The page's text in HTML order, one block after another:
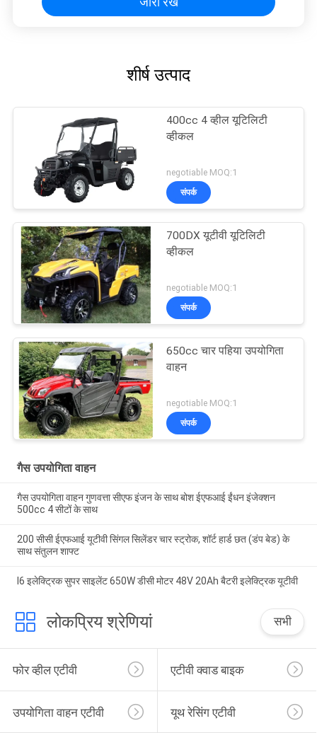
शीर्ष उत्पाद
400cc 4 व्हील यूटिलिटी
व्हीकल
negotiable MOQ:1
संपर्क
700DX यूटीवी यूटिलिटी
व्हीकल
negotiable MOQ:1
संपर्क
650cc चार पहिया उपयोगिता
वाहन
negotiable MOQ:1
संपर्क
गैस उपयोगिता वाहन
गैस उपयोगिता वाहन गुणवत्ता सीएफ इंजन के साथ बोश ईएफआई ईंधन इंजेक्शन
500cc 4 सीटों के साथ
200 सीसी ईएफआई यूटीवी सिंगल सिलेंडर चार स्ट्रोक, शॉर्ट हार्ड छत (डंप बेड) के
साथ संतुलन शाफ्ट
I6 इलेक्ट्रिक सुपर साइलेंट 650W डीसी मोटर 48V 20Ah बैटरी इलेक्ट्रिक यूटीवी
लोकप्रिय श्रेणियां सभी
फोर व्हील एटीवी एटीवी क्वाड बाइक
उपयोगिता वाहन एटीवी यूथ रेसिंग एटीवी